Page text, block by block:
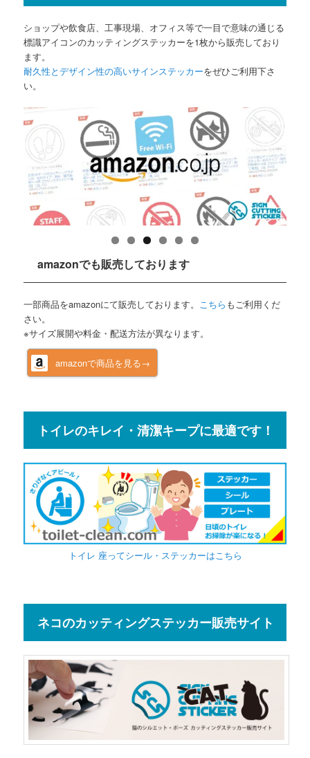
ショップや飲食店、工事現場、オフィス等で一目で意味の通じる
標識アイコンのカッティングステッカーを1枚から販売しており
ます。
耐久性とデザイン性の高いサインステッカーをぜひご利用下さ
い。
amazonでも販売しております
一部商品をamazonにて販売しております。 こちら もご利用くだ
さい。
※サイズ展開や料金・配送方法が異なります。
amazonで商品を見る→
トイレのキレイ・清潔キープに最適です！
トイレ 座ってシール・ステッカーはこちら
ネコのカッティングステッカー販売サイト